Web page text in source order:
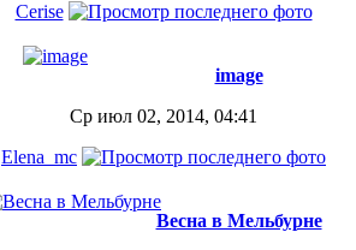
Cerise
image
Ср июл 02, 2014, 04:41
Elena_mc
Весна в Мельбурне